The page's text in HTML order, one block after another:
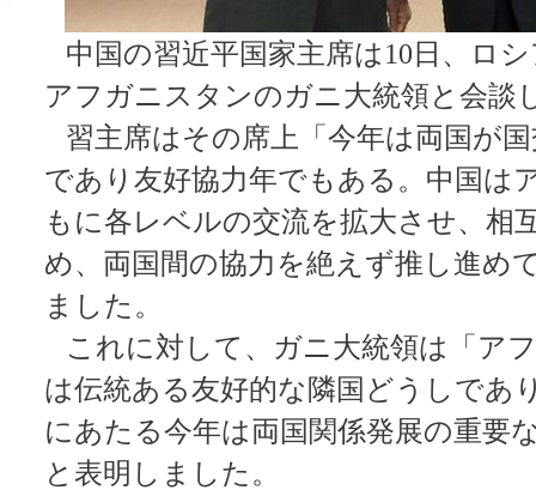
中国の習近平国家主席は10日、ロ
アフガニスタンのガニ大統領と会談
習主席はその席上「今年は両国が
であり友好協力年でもある。中国は
もに各レベルの交流を拡大させ、相
め、両国間の協力を絶えず推し進め
ました。
これに対して、ガニ大統領は「ア
は伝統ある友好的な隣国どうしであ
にあたる今年は両国関係発展の重要
と表明しました。